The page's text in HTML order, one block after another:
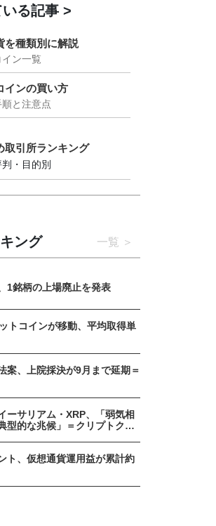
る記事
を種類別に解説
ン一覧
インの買い方
と注意点
取引所ランキング
・目的別
ング 一覧
1銘柄の上場廃止を発表
トコインが移動、平均取得単
案、上院採決が9月まで延期＝
ーサリアム・XRP、「弱気相
型的な兆候」＝クリプトクア
ト、仮想通貨運用益が累計約